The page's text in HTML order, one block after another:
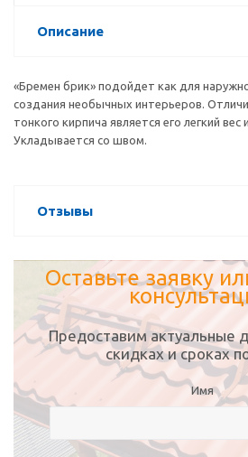
Описание
«Бремен брик» подойдет как для
создания необычных интерьеров.
тонкого кирпича является его легкий
Укладывается со швом.
Отзывы
Оставьте заявку
Предоставим актуальные
скидках и сроках
Имя